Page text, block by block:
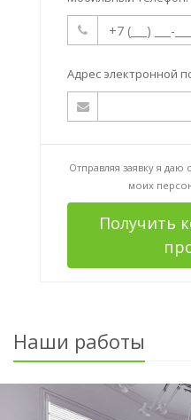
Адрес электронной
Отправляя заявку я даю
моих
Получить
Наши работы